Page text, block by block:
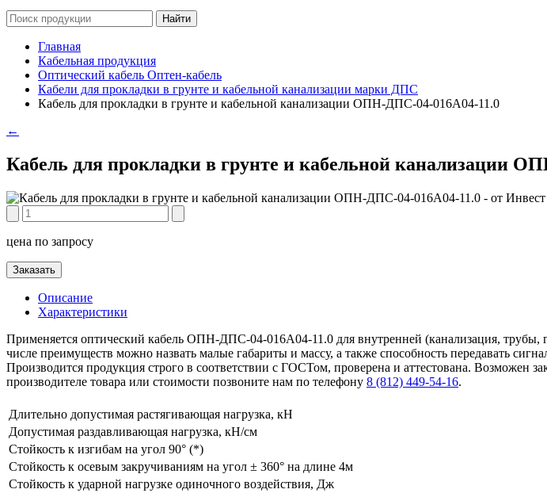
Главная
Кабельная продукция
Оптический кабель Оптен-кабель
Кабели для прокладки в грунте и кабельной канализации марки ДПС
Кабель для прокладки в грунте и кабельной канализации ОПН-ДПС-04-016А04-11.0
←
Кабель для прокладки в грунте и кабельной канализации
цена по запросу
Заказать
Описание
Характеристики
Применяется оптический кабель ОПН-ДПС-04-016А04-11.0 для внутренней (канализация,
числе преимуществ можно назвать малые габариты и массу, а также способность передавать
Производится продукция строго в соответствии с ГОСТом, проверена и аттестована. Возможен
производителе товара или стоимости позвоните нам по телефону 8 (812) 449-54-16.
Длительно допустимая растягивающая нагрузка, кН
Допустимая раздавливающая нагрузка, кН/см
Стойкость к изгибам на угол 90° (*)
Стойкость к осевым закручиваниям на угол ± 360° на длине 4м
Стойкость к ударной нагрузке одиночного воздействия, Дж